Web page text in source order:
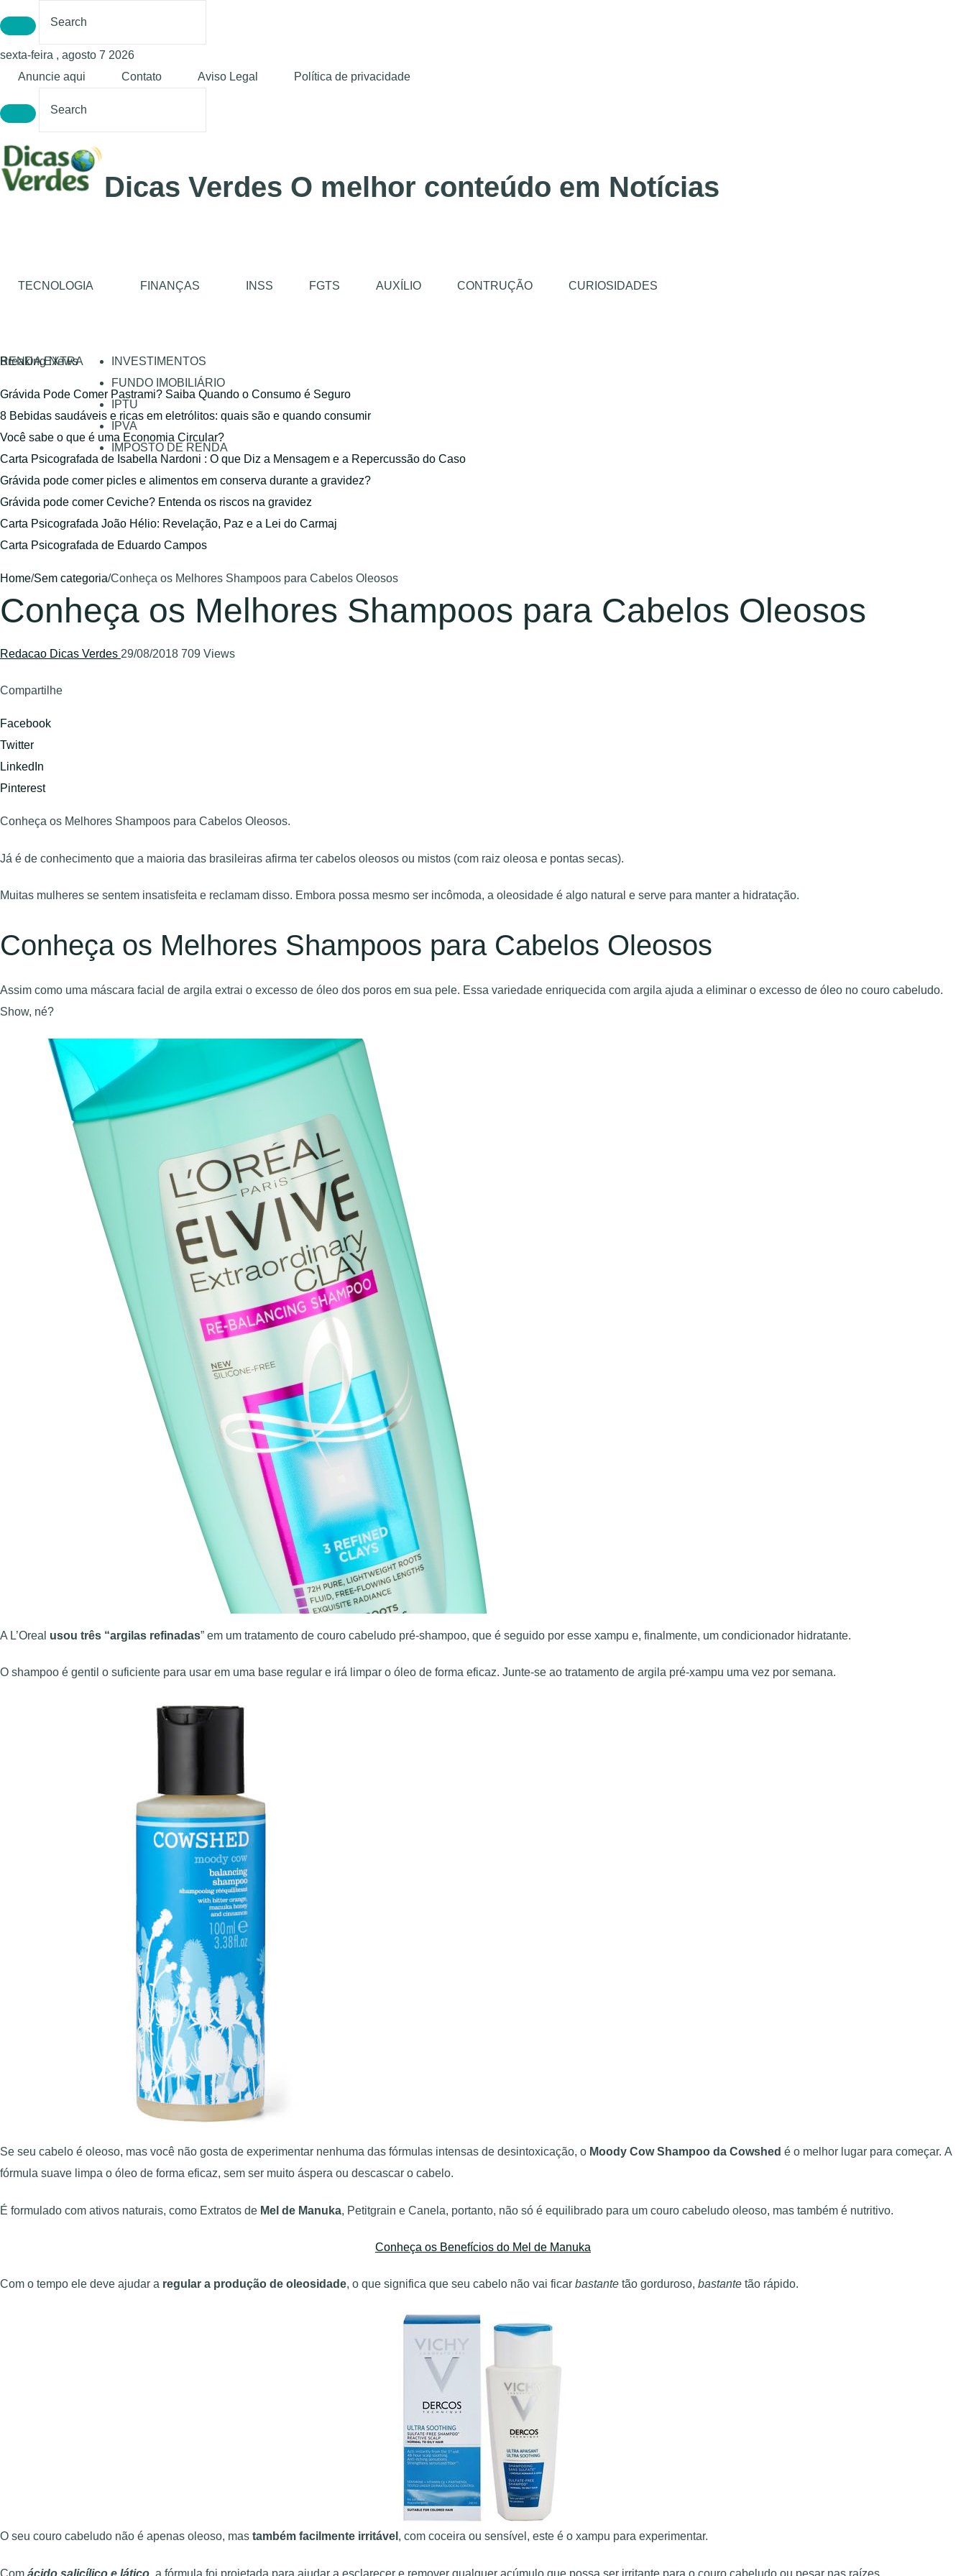
sexta-feira , agosto 7 2026
Anuncie aqui
Contato Aviso Legal Política de privacidade
Dicas Verdes O melhor conteúdo em Notícias
TECNOLOGIA
RENDA EXTRA
FINANÇAS
INVESTIMENTOS
FUNDO IMOBILIÁRIO
IPTU
IPVA
IMPOSTO DE RENDA
INSS FGTS AUXÍLIO CONTRUÇÃO CURIOSIDADES
Breaking News
Grávida Pode Comer Pastrami? Saiba Quando o Consumo é Seguro
8 Bebidas saudáveis e ricas em eletrólitos: quais são e quando consumir
Você sabe o que é uma Economia Circular?
Carta Psicografada de Isabella Nardoni : O que Diz a Mensagem e a Repercussão do Caso
Grávida pode comer picles e alimentos em conserva durante a gravidez?
Grávida pode comer Ceviche? Entenda os riscos na gravidez
Carta Psicografada João Hélio: Revelação, Paz e a Lei do Carmaj
Carta Psicografada de Eduardo Campos
Home/Sem categoria/Conheça os Melhores Shampoos para Cabelos Oleosos
Conheça os Melhores Shampoos para Cabelos Oleosos
Redacao Dicas Verdes 29/08/2018 709 Views
Compartilhe
Facebook
Twitter
LinkedIn
Pinterest
Conheça os Melhores Shampoos para Cabelos Oleosos.
Já é de conhecimento que a maioria das brasileiras afirma ter cabelos oleosos ou mistos (com raiz oleosa e pontas secas).
Muitas mulheres se sentem insatisfeita e reclamam disso. Embora possa mesmo ser incômoda, a oleosidade é algo natural e serve para manter a hidratação.
Conheça os Melhores Shampoos para Cabelos Oleosos
Assim como uma máscara facial de argila extrai o excesso de óleo dos poros em sua pele. Essa variedade enriquecida com argila ajuda a eliminar o excesso de óleo no couro cabeludo.
Show, né?
A L’Oreal usou três “argilas refinadas” em um tratamento de couro cabeludo pré-shampoo, que é seguido por esse xampu e, finalmente, um condicionador hidratante.
O shampoo é gentil o suficiente para usar em uma base regular e irá limpar o óleo de forma eficaz. Junte-se ao tratamento de argila pré-xampu uma vez por semana.
Se seu cabelo é oleoso, mas você não gosta de experimentar nenhuma das fórmulas intensas de desintoxicação, o Moody Cow Shampoo da Cowshed é o melhor lugar para começar. A
fórmula suave limpa o óleo de forma eficaz, sem ser muito áspera ou descascar o cabelo.
É formulado com ativos naturais, como Extratos de Mel de Manuka, Petitgrain e Canela, portanto, não só é equilibrado para um couro cabeludo oleoso, mas também é nutritivo.
Conheça os Benefícios do Mel de Manuka
Com o tempo ele deve ajudar a regular a produção de oleosidade, o que significa que seu cabelo não vai ficar bastante tão gorduroso, bastante tão rápido.
O seu couro cabeludo não é apenas oleoso, mas também facilmente irritável , com coceira ou sensível, este é o xampu para experimentar.
Com ácido salicílico e lático , a fórmula foi projetada para ajudar a esclarecer e remover qualquer acúmulo que possa ser irritante para o couro cabeludo ou pesar nas raízes.